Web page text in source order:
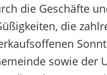
die Geschäfte
die
sowie der